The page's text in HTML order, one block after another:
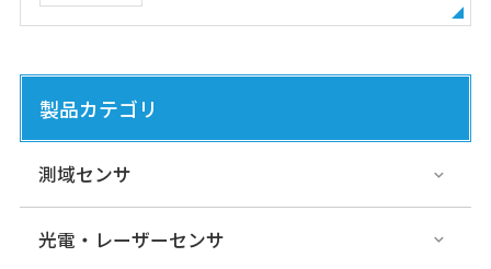
製品カテゴリ
測域センサ
光電・レーザーセンサ